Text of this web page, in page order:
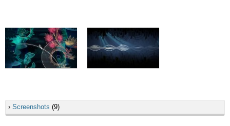
› Screenshots (9)